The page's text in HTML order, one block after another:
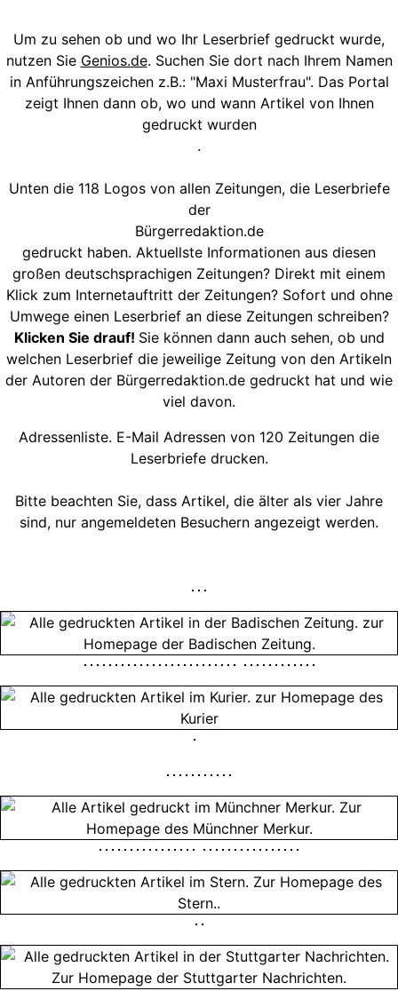
Um zu sehen ob und wo Ihr Leserbrief gedruckt wurde,
nutzen Sie Genios.de. Suchen Sie dort nach Ihrem Namen
in Anführungszeichen z.B.: "Maxi Musterfrau". Das Portal
zeigt Ihnen dann ob, wo und wann Artikel von Ihnen
gedruckt wurden
.
Unten die 118 Logos von allen Zeitungen, die Leserbriefe
der
Bürgerredaktion.de
gedruckt haben. Aktuellste Informationen aus diesen
großen deutschsprachigen Zeitungen? Direkt mit einem
Klick zum Internetauftritt der Zeitungen? Sofort und ohne
Umwege einen Leserbrief an diese Zeitungen schreiben?
Klicken Sie drauf! Sie können dann auch sehen, ob und
welchen Leserbrief die jeweilige Zeitung von den Artikeln
der Autoren der Bürgerredaktion.de gedruckt hat und wie
viel davon.
Adressenliste. E-Mail Adressen von 120 Zeitungen die
Leserbriefe drucken.
Bitte beachten Sie, dass Artikel, die älter als vier Jahre
sind, nur angemeldeten Besuchern angezeigt werden.